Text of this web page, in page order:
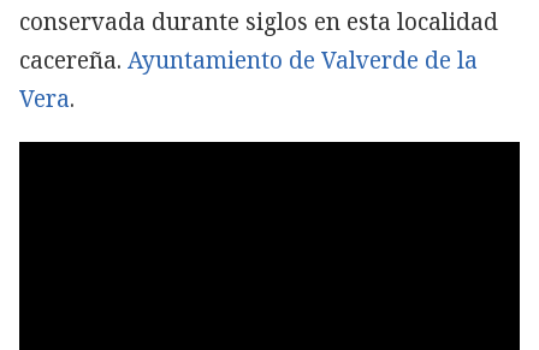
conservada durante siglos en esta localidad
cacereña. Ayuntamiento de Valverde de la
Vera.